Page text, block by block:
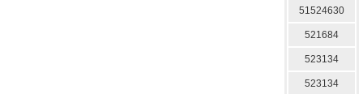
51524630
521684
523134
523134